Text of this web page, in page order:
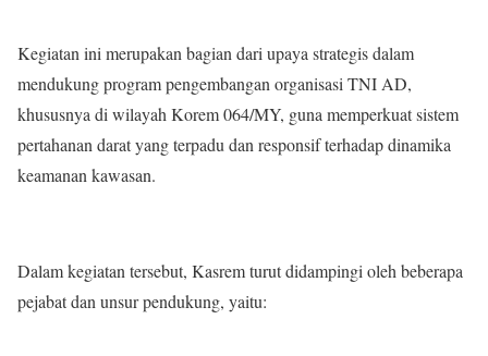
Kegiatan ini merupakan bagian dari upaya strategis dalam
mendukung program pengembangan organisasi TNI AD,
khususnya di wilayah Korem 064/MY, guna memperkuat sistem
pertahanan darat yang terpadu dan responsif terhadap dinamika
keamanan kawasan.
Dalam kegiatan tersebut, Kasrem turut didampingi oleh beberapa
pejabat dan unsur pendukung, yaitu: